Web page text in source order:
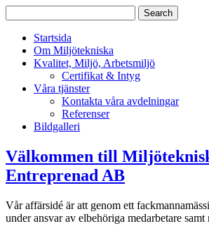
Startsida
Om Miljötekniska
Kvalitet, Miljö, Arbetsmiljö
Certifikat & Intyg
Våra tjänster
Kontakta våra avdelningar
Referenser
Bildgalleri
Välkommen till
Entreprenad AB
Vår affärsidé är att genom ett
under ansvar av elbehöriga medarbetare